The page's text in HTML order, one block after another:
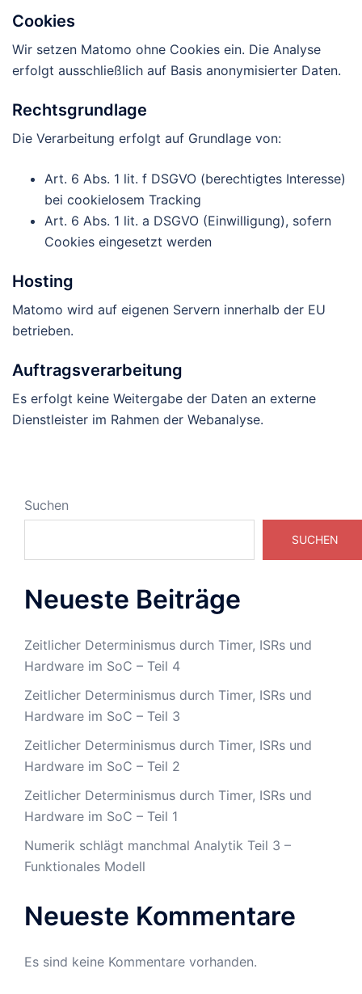
Cookies
Wir setzen Matomo ohne Cookies ein. Die Analyse
erfolgt ausschließlich auf Basis anonymisierter Daten.
Rechtsgrundlage
Die Verarbeitung erfolgt auf Grundlage von:
Art. 6 Abs. 1 lit. f DSGVO (berechtigtes Interesse)
bei cookielosem Tracking
Art. 6 Abs. 1 lit. a DSGVO (Einwilligung), sofern
Cookies eingesetzt werden
Hosting
Matomo wird auf eigenen Servern innerhalb der EU
betrieben.
Auftragsverarbeitung
Es erfolgt keine Weitergabe der Daten an externe
Dienstleister im Rahmen der Webanalyse.
Suchen
SUCHEN
Neueste Beiträge
Zeitlicher Determinismus durch Timer, ISRs und
Hardware im SoC – Teil 4
Zeitlicher Determinismus durch Timer, ISRs und
Hardware im SoC – Teil 3
Zeitlicher Determinismus durch Timer, ISRs und
Hardware im SoC – Teil 2
Zeitlicher Determinismus durch Timer, ISRs und
Hardware im SoC – Teil 1
Numerik schlägt manchmal Analytik Teil 3 –
Funktionales Modell
Neueste Kommentare
Es sind keine Kommentare vorhanden.